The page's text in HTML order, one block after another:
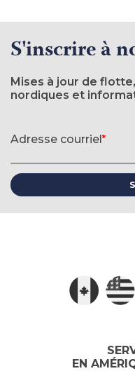
S'inscrire à
Mises à jour de
nordiques et
Adresse courriel *
EN